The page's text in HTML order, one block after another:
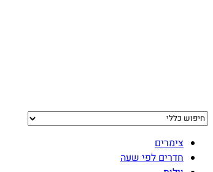
צימרים
חדרים לפי שעה